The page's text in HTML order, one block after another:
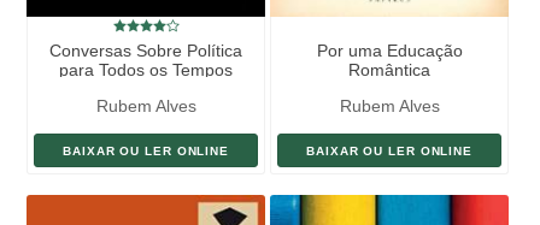
Conversas Sobre Política
para Todos os Tempos
Rubem Alves
BAIXAR OU LER ONLINE
Por uma Educação
Romântica
Rubem Alves
BAIXAR OU LER ONLINE